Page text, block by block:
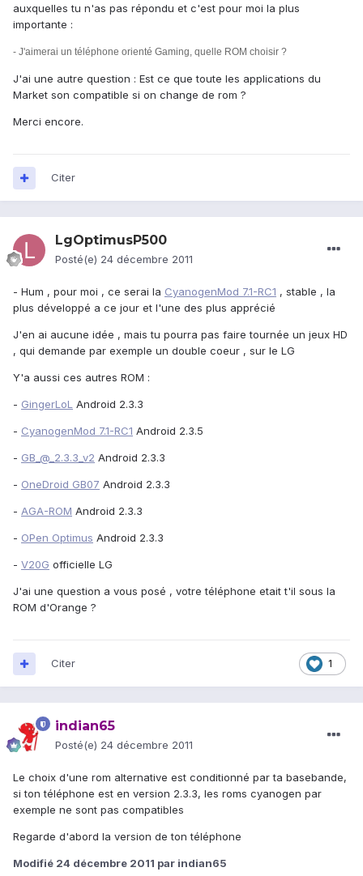
auxquelles tu n'as pas répondu et c'est pour moi la plus
importante :
- J'aimerai un téléphone orienté Gaming, quelle ROM choisir ?
J'ai une autre question : Est ce que toute les applications du
Market son compatible si on change de rom ?
Merci encore.
Citer
LgOptimusP500
Posté(e) 24 décembre 2011
- Hum , pour moi , ce serai la CyanogenMod 7.1-RC1 , stable , la
plus développé a ce jour et l'une des plus apprécié
J'en ai aucune idée , mais tu pourra pas faire tournée un jeux HD
, qui demande par exemple un double coeur , sur le LG
Y'a aussi ces autres ROM :
- GingerLoL Android 2.3.3
- CyanogenMod 7.1-RC1 Android 2.3.5
- GB_@_2.3.3_v2 Android 2.3.3
- OneDroid GB07 Android 2.3.3
- AGA-ROM Android 2.3.3
- OPen Optimus Android 2.3.3
- V20G officielle LG
J'ai une question a vous posé , votre téléphone etait t'il sous la
ROM d'Orange ?
1
Citer
indian65
Posté(e) 24 décembre 2011
Le choix d'une rom alternative est conditionné par ta basebande,
si ton téléphone est en version 2.3.3, les roms cyanogen par
exemple ne sont pas compatibles
Regarde d'abord la version de ton téléphone
Modifié 24 décembre 2011 par indian65